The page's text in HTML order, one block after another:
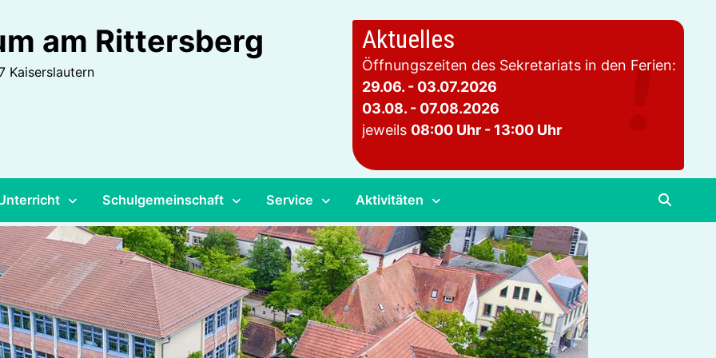
am Rittersberg
Kaiserslautern
Aktuelles
Öffnungszeiten des Sekretariats in den Ferien:
29.06. - 03.07.2026
03.08. - 07.08.2026
jeweils 08:00 Uhr - 13:00 Uhr
Schulgemeinschaft Service Aktivitäten